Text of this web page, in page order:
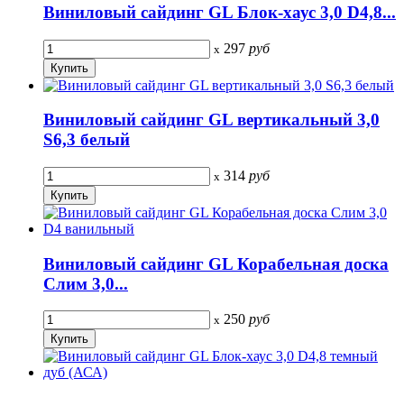
Виниловый сайдинг GL Блок-хаус 3,0 D4,8...
x 297 руб
Виниловый сайдинг GL вертикальный 3,0
S6,3 белый
x 314 руб
Виниловый сайдинг GL Корабельная доска
Слим 3,0...
x 250 руб